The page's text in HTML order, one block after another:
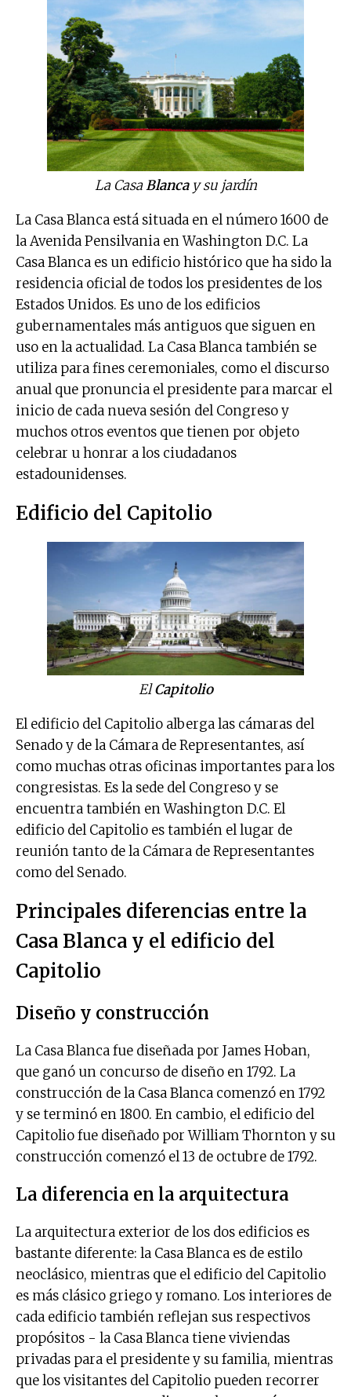
La CasaBlancay su jardín
La Casa Blanca está situada en el número 1600 de
la Avenida Pensilvania en Washington D.C. La
Casa Blanca es un edificio histórico que ha sido la
residencia oficial de todos los presidentes de los
Estados Unidos. Es uno de los edificios
gubernamentales más antiguos que siguen en
uso en la actualidad. La Casa Blanca también se
utiliza para fines ceremoniales, como el discurso
anual que pronuncia el presidente para marcar el
inicio de cada nueva sesión del Congreso y
muchos otros eventos que tienen por objeto
celebrar u honrar a los ciudadanos
estadounidenses.
Edificio del Capitolio
ElCapitolio
El edificio del Capitolio alberga las cámaras del
Senado y de la Cámara de Representantes, así
como muchas otras oficinas importantes para los
congresistas. Es la sede del Congreso y se
encuentra también en Washington D.C. El
edificio del Capitolio es también el lugar de
reunión tanto de la Cámara de Representantes
como del Senado.
Principales diferencias entre la
Casa Blanca y el edificio del
Capitolio
Diseño y construcción
La Casa Blanca fue diseñada por James Hoban,
que ganó un concurso de diseño en 1792. La
construcción de la Casa Blanca comenzó en 1792
y se terminó en 1800. En cambio, el edificio del
Capitolio fue diseñado por William Thornton y su
construcción comenzó el 13 de octubre de 1792.
La diferencia en la arquitectura
La arquitectura exterior de los dos edificios es
bastante diferente: la Casa Blanca es de estilo
neoclásico, mientras que el edificio del Capitolio
es más clásico griego y romano. Los interiores de
cada edificio también reflejan sus respectivos
propósitos - la Casa Blanca tiene viviendas
privadas para el presidente y su familia, mientras
que los visitantes del Capitolio pueden recorrer